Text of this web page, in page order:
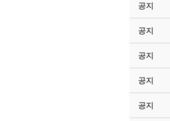
공지
공지
공지
공지
공지